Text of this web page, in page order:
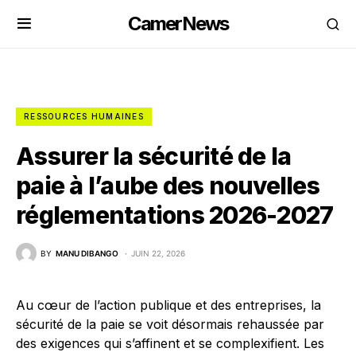
CamerNews
RESSOURCES HUMAINES
Assurer la sécurité de la
paie à l’aube des nouvelles
réglementations 2026-2027
BY MANU DIBANGO JUIN 22, 2026
Au cœur de l’action publique et des entreprises, la
sécurité de la paie se voit désormais rehaussée par
des exigences qui s’affinent et se complexifient. Les